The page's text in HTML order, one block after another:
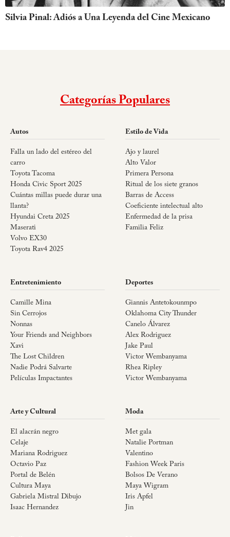
Silvia Pinal: Adiós a Una Leyenda del Cine Mexicano
Categorías Populares
Autos
Falla un lado del estéreo del
carro
Toyota Tacoma
Honda Civic Sport 2025
Cuántas millas puede durar una
llanta?
Hyundai Creta 2025
Maserati
Volvo EX30
Toyota Rav4 2025
Estilo de Vida
Ajo y laurel
Alto Valor
Primera Persona
Ritual de los siete granos
Barras de Access
Coeficiente intelectual alto
Enfermedad de la prisa
Familia Feliz
Entretenimiento
Camille Mina
Sin Cerrojos
Nonnas
Your Friends and Neighbors
Xavi
The Lost Children
Nadie Podrá Salvarte
Películas Impactantes
Deportes
Giannis Antetokounmpo
Oklahoma City Thunder
Canelo Álvarez
Alex Rodriguez
Jake Paul
Victor Wembanyama
Rhea Ripley
Victor Wembanyama
Arte y Cultural
El alacrán negro
Celaje
Mariana Rodriguez
Octavio Paz
Portal de Belén
Cultura Maya
Gabriela Mistral Dibujo
Isaac Hernandez
Moda
Met gala
Natalie Portman
Valentino
Fashion Week Paris
Bolsos De Verano
Maya Wigram
Iris Apfel
Jin